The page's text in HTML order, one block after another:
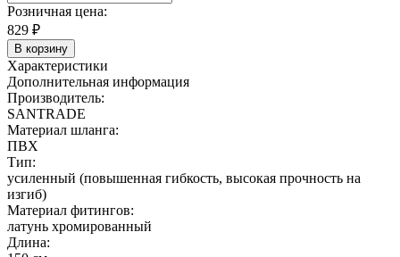
Розничная цена:
829 ₽
В корзину
Характеристики
Дополнительная информация
Производитель:
SANTRADE
Материал шланга:
ПВХ
Тип:
усиленный (повышенная гибкость, высокая прочность на
изгиб)
Материал фитингов:
латунь хромированный
Длина: